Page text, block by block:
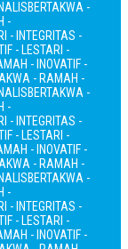
BERTAKWA -
-
- INTEGRITAS -
- LESTARI -
- INOVATIF -
- RAMAH -
BERTAKWA -
-
- INTEGRITAS -
- LESTARI -
- INOVATIF -
- RAMAH -
BERTAKWA -
-
- INTEGRITAS -
- LESTARI -
- INOVATIF -